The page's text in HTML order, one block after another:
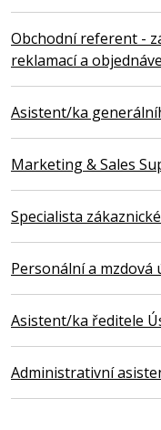
Obchodní referent -
reklamací a
Asistent/ka
Marketing & Sales
Specialista
Personální a mzdová
Asistent/ka ředitele
Administrativní